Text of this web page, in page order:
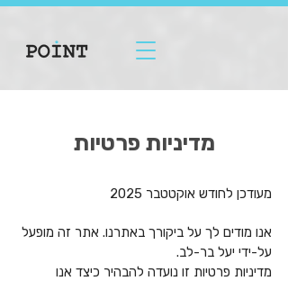
מדיניות פרטיות
מעודכן לחודש אוקטטבר 2025
אנו מודים לך על ביקורך באתרנו. אתר זה מופעל
על-ידי יעל בר-לב.
מדיניות פרטיות זו נועדה להבהיר כיצד אנו